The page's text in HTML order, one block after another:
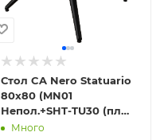
Стол CA Nero Statuario
80x80 (MN01
Непол.+SHT-TU30 (пл
(1). малый) черный)
Много